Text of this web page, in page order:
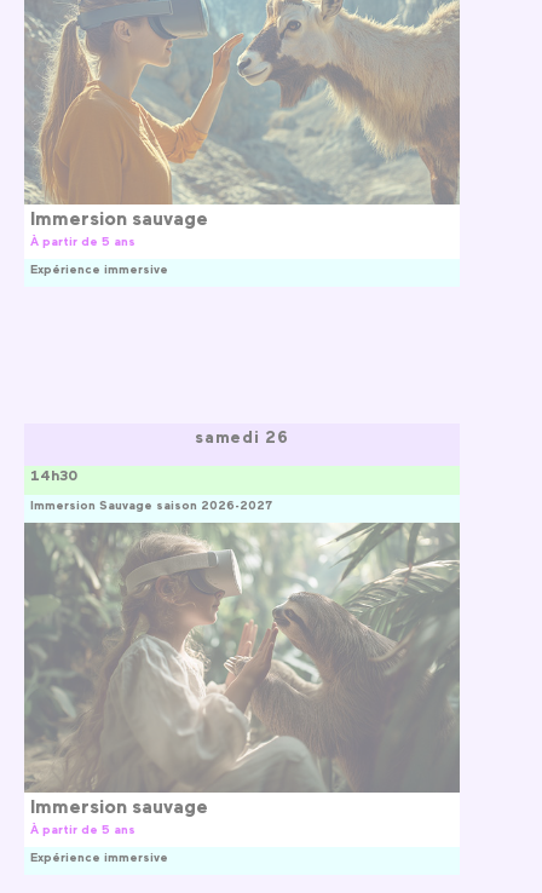
Immersion sauvage
À partir de 5 ans
Expérience immersive
samedi 26
Immersion Sauvage saison 2026-2027
14h30
Immersion sauvage
À partir de 5 ans
Expérience immersive